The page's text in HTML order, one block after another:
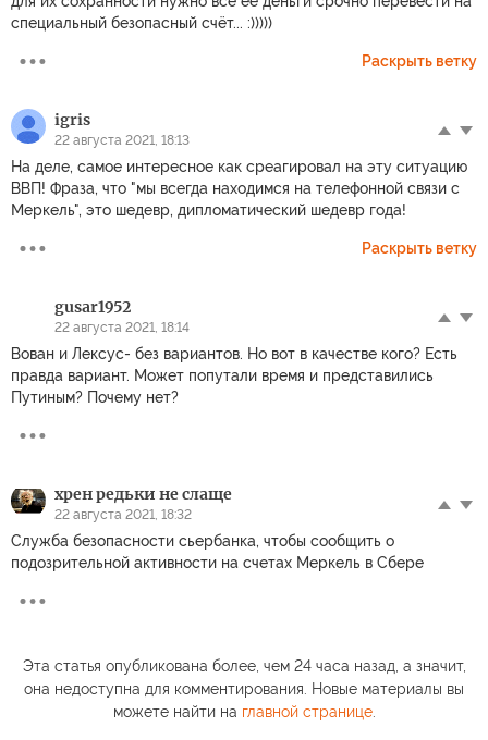
специальный безопасный счёт... :)))))
Раскрыть ветку
igris
22 августа 2021, 18:13
На деле, самое интересное как среагировал на эту ситуацию
ВВП! Фраза, что "мы всегда находимся на телефонной связи с
Меркель", это шедевр, дипломатический шедевр года!
Раскрыть ветку
gusar1952
22 августа 2021, 18:14
Вован и Лексус- без вариантов. Но вот в качестве кого? Есть
правда вариант. Может попутали время и представились
Путиным? Почему нет?
хрен редьки не слаще
22 августа 2021, 18:32
Служба безопасности сьербанка, чтобы сообщить о
подозрительной активности на счетах Меркель в Сбере
Эта статья опубликована более, чем 24 часа назад, а значит,
она недоступна для комментирования. Новые материалы вы
можете найти на главной странице.